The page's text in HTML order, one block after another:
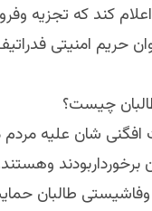
کند که تجزیه
حریم امنیتی
چیست؟
شان علیه مردم
برخورداربودند
وفاشیستی طالبان